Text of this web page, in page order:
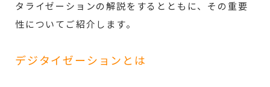
タライゼーションの解説をするとともに、その重要
性についてご紹介します。
デジタイゼーションとは